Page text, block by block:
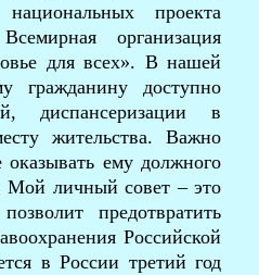
проекта
организация
для всех». В нашей
гражданину доступно
диспансеризации в
жительства. Важно
ему должного
Мой личный совет – это
предотвратить
Российской
в России третий год